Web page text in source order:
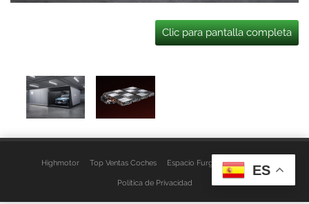
Clic para pantalla completa
Highmotor Top Ventas Coches Espacio Furgo Aviso Legal
Política de Privacidad
ES